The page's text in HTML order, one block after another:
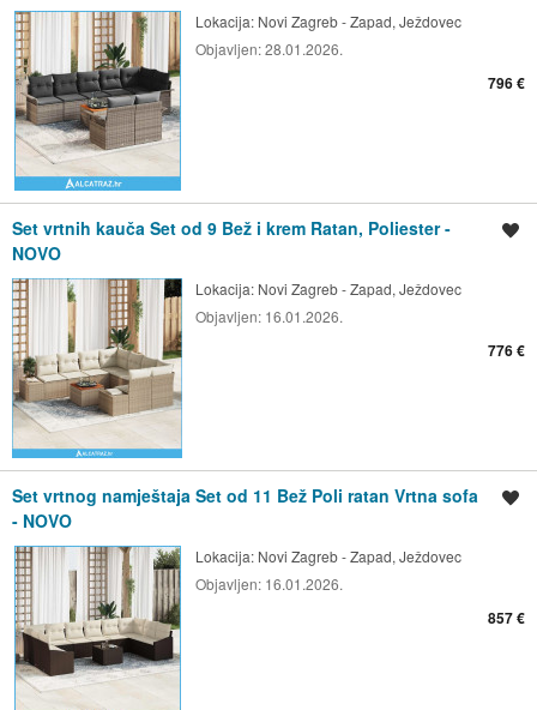
Lokacija: Novi Zagreb - Zapad, Ježdovec
Objavljen:28.01.2026.
796 €
Set vrtnih kauča Set od 9 Bež i krem Ratan, Poliester -
NOVO
Lokacija: Novi Zagreb - Zapad, Ježdovec
Objavljen: 16.01.2026.
776 €
Set vrtnog namještaja Set od 11 Bež Poli ratan Vrtna sofa
- NOVO
Lokacija: Novi Zagreb - Zapad, Ježdovec
Objavljen: 16.01.2026.
857 €